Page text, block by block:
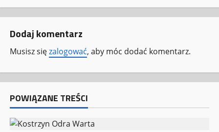
z
w
p
i
s
y
Dodaj komentarz
Musisz sięzalogować, aby móc dodać komentarz.
POWIĄZANE TREŚCI